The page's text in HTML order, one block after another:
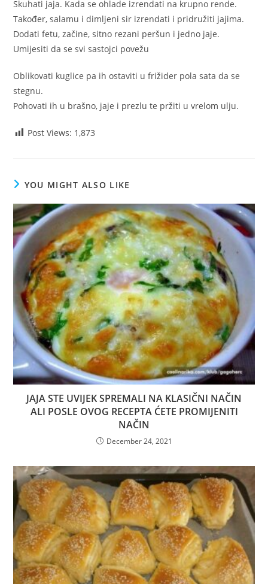
Skuhati jaja. Kada se ohlade izrendati na krupno rende.
Također, salamu i dimljeni sir izrendati i pridružiti jajima.
Dodati fetu, začine, sitno rezani peršun i jedno jaje.
Umijesiti da se svi sastojci povežu
Oblikovati kuglice pa ih ostaviti u frižider pola sata da se
stegnu.
Pohovati ih u brašno, jaje i prezlu te pržiti u vrelom ulju.
Post Views: 1,873
YOU MIGHT ALSO LIKE
JAJA STE UVIJEK SPREMALI NA KLASIČNI NAČIN
ALI POSLE OVOG RECEPTA ĆETE PROMIJENITI
NAČIN
December 24, 2021